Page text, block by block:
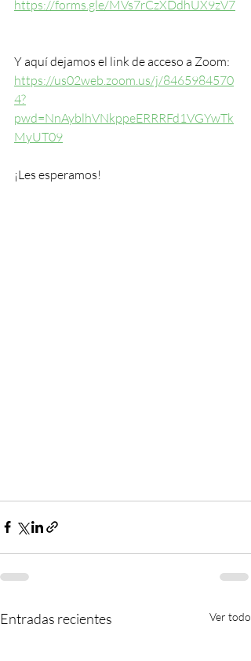
https://forms.gle/MVs7rCzXDdhUX9zV7
Y aquí dejamos el link de acceso a Zoom:
https://us02web.zoom.us/j/8465984570
4?
pwd=NnAyblhVNkppeERRRFd1VGYwTk
MyUT09
¡Les esperamos!
Entradas recientes Ver todo